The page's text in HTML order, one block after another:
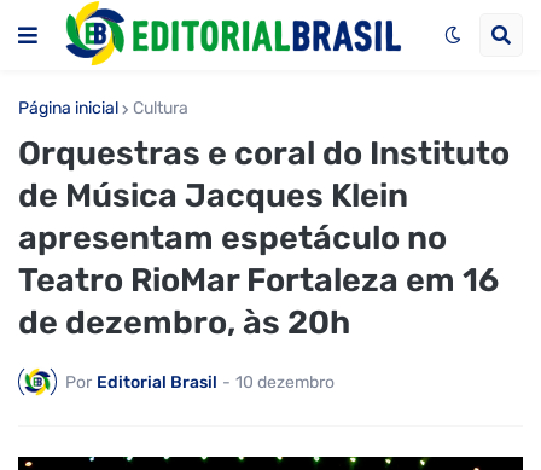
Página inicial Cultura
Orquestras e coral do Instituto
de Música Jacques Klein
apresentam espetáculo no
Teatro RioMar Fortaleza em 16
de dezembro, às 20h
Por Editorial Brasil - 10 dezembro